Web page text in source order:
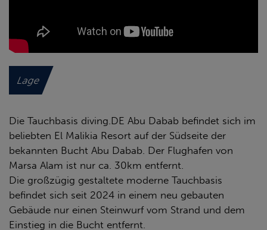
Lage
Die Tauchbasis diving.DE Abu Dabab befindet sich im
beliebten El Malikia Resort auf der Südseite der
bekannten Bucht Abu Dabab. Der Flughafen von
Marsa Alam ist nur ca. 30km entfernt.
Die großzügig gestaltete moderne Tauchbasis
befindet sich seit 2024 in einem neu gebauten
Gebäude nur einen Steinwurf vom Strand und dem
Einstieg in die Bucht entfernt.